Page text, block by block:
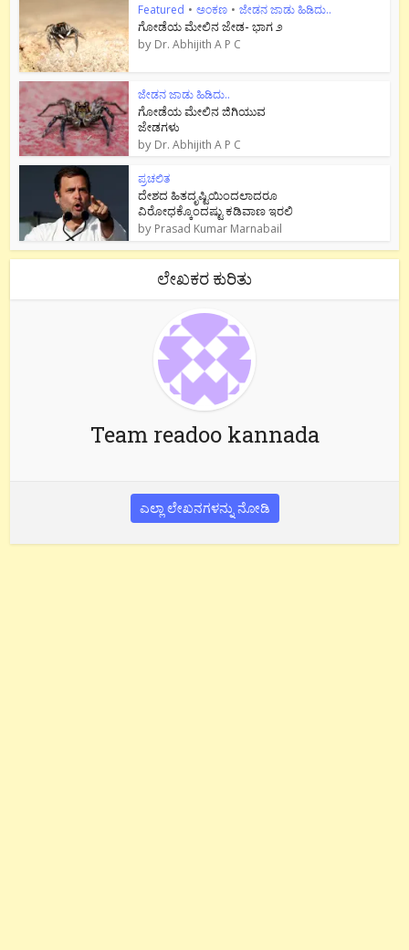
Featured • ಅಂಕಣ • ಜೇಡನ ಜಾಡು ಹಿಡಿದು..
ಗೋಡೆಯ ಮೇಲಿನ ಜೇಡ- ಭಾಗ ೨
by Dr. Abhijith A P C
ಜೇಡನ ಜಾಡು ಹಿಡಿದು..
ಗೋಡೆಯ ಮೇಲಿನ ಜಿಗಿಯುವ
ಜೇಡಗಳು
by Dr. Abhijith A P C
ಪ್ರಚಲಿತ
ದೇಶದ ಹಿತದೃಷ್ಟಿಯಿಂದಲಾದರೂ
ವಿರೋಧಕ್ಕೊಂದಷ್ಟು ಕಡಿವಾಣ ಇರಲಿ
by Prasad Kumar Marnabail
ಲೇಖಕರ ಕುರಿತು
Team readoo kannada
ಎಲ್ಲಾ ಲೇಖನಗಳನ್ನು ನೋಡಿ